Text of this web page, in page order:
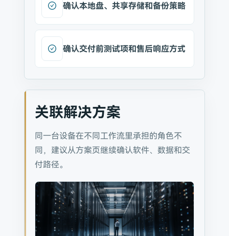
确认本地盘、共享存储和备份策略
确认交付前测试项和售后响应方式
关联解决方案
同一台设备在不同工作流里承担的角色不
同，建议从方案页继续确认软件、数据和交
付路径。